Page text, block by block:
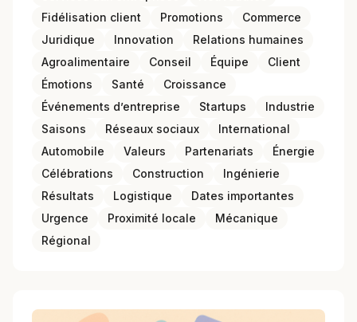
Fidélisation client
Promotions
Commerce
Juridique
Innovation
Relations humaines
Agroalimentaire
Conseil Équipe
Client
Émotions
Santé
Croissance
Événements d’entreprise
Startups
Industrie
Saisons
Réseaux sociaux
International
Automobile
Valeurs Partenariats
Énergie
Célébrations
Construction
Ingénierie
Résultats
Logistique
Dates importantes
Urgence
Proximité locale
Mécanique
Régional